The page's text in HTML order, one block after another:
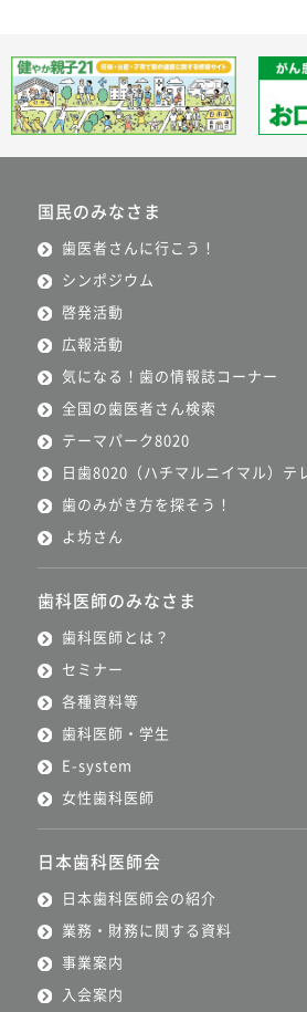
国民のみなさま
歯医者さんに行こう！
シンポジウム
啓発活動
広報活動
気になる！歯の情報誌コーナー
全国の歯医者さん検索
テーマパーク8020
日歯8020（ハチマルニイマル）テ
歯のみがき方を探そう！
よ坊さん
歯科医師のみなさま
歯科医師とは？
セミナー
各種資料等
歯科医師・学生
E-system
女性歯科医師
日本歯科医師会
日本歯科医師会の紹介
業務・財務に関する資料
事業案内
入会案内